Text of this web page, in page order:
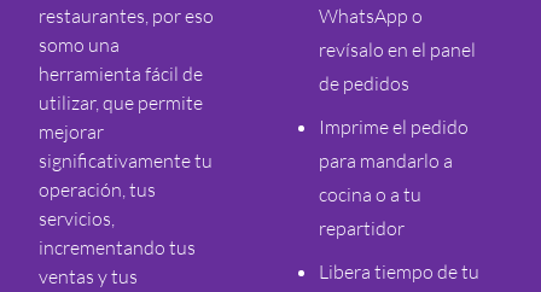
restaurantes, por eso
somo una
herramienta fácil de
utilizar, que permite
mejorar
significativamente tu
operación, tus
servicios,
incrementando tus
ventas y tus
WhatsApp o
revísalo en el panel
de pedidos
Imprime el pedido
para mandarlo a
cocina o a tu
repartidor
Libera tiempo de tu